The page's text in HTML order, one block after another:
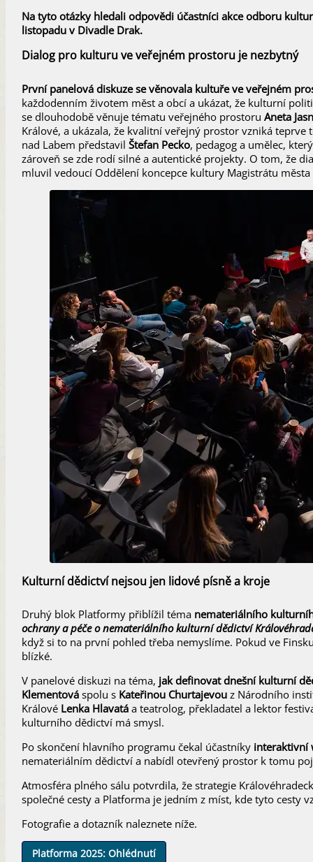
Na tyto otázky hledali odpovědi účastníci akce odboru
listopadu v Divadle Drak.
Dialog pro kulturu ve veřejném prostoru je nezbytný
První panelová diskuze se věnovala kultuře ve veřejném
každodenním životem měst a obcí a ukázat, že kulturní
se dlouhodobě věnuje tématu veřejného prostoru Aneta
Králové, a ukázala, že kvalitní veřejný prostor vzniká
nad Labem představil Štefan Pecko, pedagog a umělec,
zároveň se zde rodí silné a autentické projekty. O tom, že
mluvil vedoucí Oddělení koncepce kultury Magistrátu
Kulturní dědictví nejsou jen lidové písně a kroje
Druhý blok Platformy přiblížil téma nemateriálního
ochrany a péče o nemateriálního kulturní dědictví
když si to na první pohled třeba nemyslíme. Pokud ve
blízké.
V panelové diskuzi na téma, jak definovat dnešní kulturní
Klementová spolu s Kateřinou Churtajevouz Národního
Králové Lenka Hlavatáa teatrolog, překladatel a lektor
kulturního dědictví má smysl.
Po skončení hlavního programu čekal účastníky interaktivní
nemateriálním dědictví a nabídl otevřený prostor k tomu
Atmosféra plného sálu potvrdila, že strategie
společné cesty a Platforma je jedním z míst, kde tyto cesty
Fotografie a dotazník naleznete níže.
Platforma 2025: Ohlédnutí